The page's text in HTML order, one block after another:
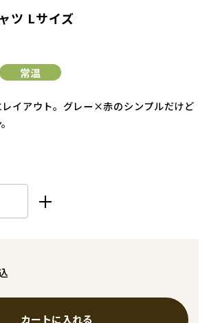
ツ Lサイズ
常温
イアウト。グレー×赤のシンプルだけど
カートに入れる